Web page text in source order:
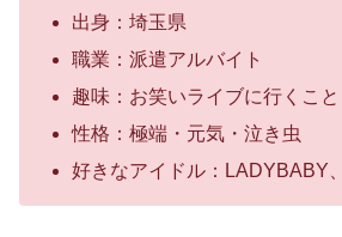
出身：埼玉県
職業：派遣アルバイト
趣味：お笑いライブに行くこと
性格：極端・元気・泣き虫
好きなアイドル：LADYBABY